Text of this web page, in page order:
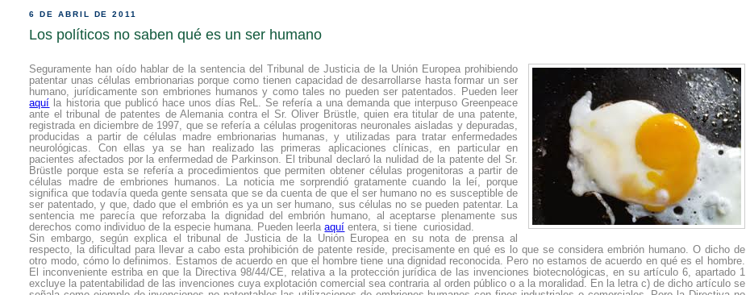
6 DE ABRIL DE 2011
Los políticos no saben qué es un ser humano
Seguramente han oído hablar de la sentencia del Tribunal de Justicia de la Unión Europea prohibiendo
patentar unas células embrionarias porque como tienen capacidad de desarrollarse hasta formar un ser
humano, jurídicamente son embriones humanos y como tales no pueden ser patentados. Pueden leer
aquí la historia que publicó hace unos días ReL. Se refería a una demanda que interpuso Greenpeace
ante el tribunal de patentes de Alemania contra el Sr. Oliver Brüstle, quien era titular de una patente,
registrada en diciembre de 1997, que se refería a células progenitoras neuronales aisladas y depuradas,
producidas a partir de células madre embrionarias humanas, y utilizadas para tratar enfermedades
neurológicas. Con ellas ya se han realizado las primeras aplicaciones clínicas, en particular en
pacientes afectados por la enfermedad de Parkinson. El tribunal declaró la nulidad de la patente del Sr.
Brüstle porque esta se refería a procedimientos que permiten obtener células progenitoras a partir de
células madre de embriones humanos. La noticia me sorprendió gratamente cuando la leí, porque
significa que todavía queda gente sensata que se da cuenta de que el ser humano no es susceptible de
ser patentado, y que, dado que el embrión es ya un ser humano, sus células no se pueden patentar. La
sentencia me parecía que reforzaba la dignidad del embrión humano, al aceptarse plenamente sus
derechos como individuo de la especie humana. Pueden leerlaaquí entera, si tiene
curiosidad.
Sin embargo, según explica el tribunal de Justicia de la Unión Europea en su nota de prensa al
respecto, la dificultad para llevar a cabo esta prohibición de patente reside, precisamente en qué es lo que se considera embrión humano. O dicho de
otro modo, cómo lo definimos. Estamos de acuerdo en que el hombre tiene una dignidad reconocida. Pero no estamos de acuerdo en qué es el hombre.
El inconveniente estriba en que la Directiva 98/44/CE, relativa a la protección jurídica de las invenciones biotecnológicas, en su artículo 6, apartado 1
excluye la patentabilidad de las invenciones cuya explotación comercial sea contraria al orden público o a la moralidad. En la letra c) de dicho artículo se